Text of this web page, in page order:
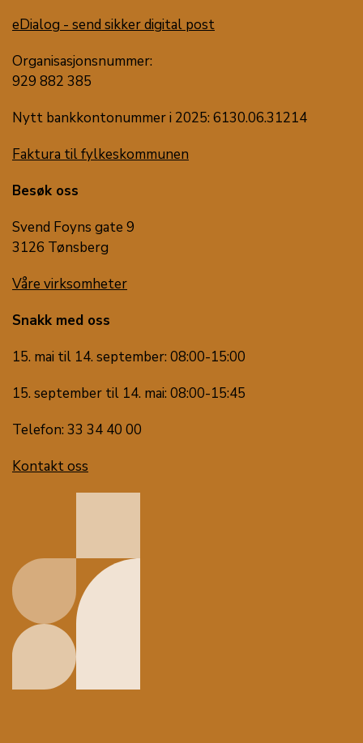
eDialog - send sikker digital post
Organisasjonsnummer:
929 882 385
Nytt bankkontonummer i 2025: 6130.06.31214
Faktura til fylkeskommunen
Besøk oss
Svend Foyns gate 9
3126 Tønsberg
Våre virksomheter
Snakk med oss
15. mai til 14. september: 08:00-15:00
15. september til 14. mai: 08:00-15:45
Telefon: 33 34 40 00
Kontakt oss